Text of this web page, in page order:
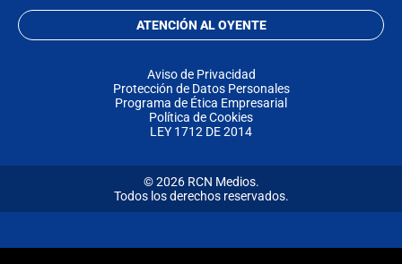
ATENCIÓN AL OYENTE
Aviso de Privacidad
Protección de Datos Personales
Programa de Ética Empresarial
Política de Cookies
LEY 1712 DE 2014
© 2026 RCN Medios.
Todos los derechos reservados.